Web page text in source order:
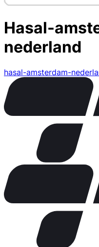
Hasal-
nederland
hasal-amsterdam-